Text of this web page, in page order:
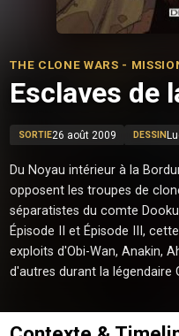
THE CLONE WARS -
Esclaves de
SORTIE26 août 2009 DESSIN
Du Noyau intérieur à la
opposent les troupes de
séparatistes du comte
Épisode II et Épisode III,
exploits d'Obi-Wan, Anakin,
d'autres durant la légendaire